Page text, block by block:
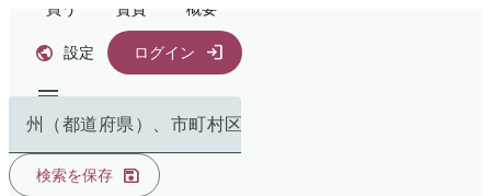
買う 賃貸 概要
設定 ログイン
州（都道府県）、市町村区で検索
検索を保存